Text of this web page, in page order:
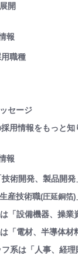
開
報
職種
セージ
用情報をもっと
報
技術開発、製品開
産技術職(圧延銅箔)
「設備機器、操業
「電材、半導体材
系は「人事、経